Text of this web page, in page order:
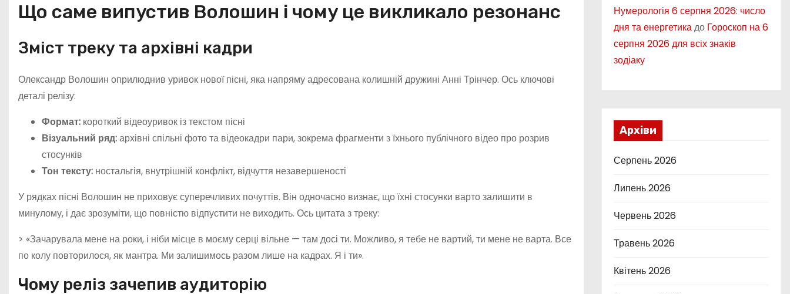
Що саме випустив Волошин і чому це викликало резонанс
Зміст треку та архівні кадри
Олександр Волошин оприлюднив уривок нової пісні, яка напряму адресована колишній дружині Анні Трінчер. Ось ключові
деталі релізу:
Формат: короткий відеоуривок із текстом пісні
Візуальний ряд:архівні спільні фото та відеокадри пари, зокрема фрагменти з їхнього публічного відео про розрив
стосунків
Тон тексту: ностальгія, внутрішній конфлікт, відчуття незавершеності
У рядках пісні Волошин не приховує суперечливих почуттів. Він одночасно визнає, що їхні стосунки варто залишити в
минулому, і дає зрозуміти, що повністю відпустити не виходить. Ось цитата з треку:
> «Зачарувала мене на роки, і ніби місце в моєму серці вільне — там досі ти. Можливо, я тебе не вартий, ти мене не варта. Все
по колу повторилося, як мантра. Ми залишимось разом лише на кадрах. Я і ти».
Чому реліз зачепив аудиторію
Нумерологія 6 серпня 2026: число
дня та енергетикадо Гороскоп на 6
серпня 2026 для всіх знаків
зодіаку
Архіви
Серпень 2026
Липень 2026
Червень 2026
Травень 2026
Квітень 2026